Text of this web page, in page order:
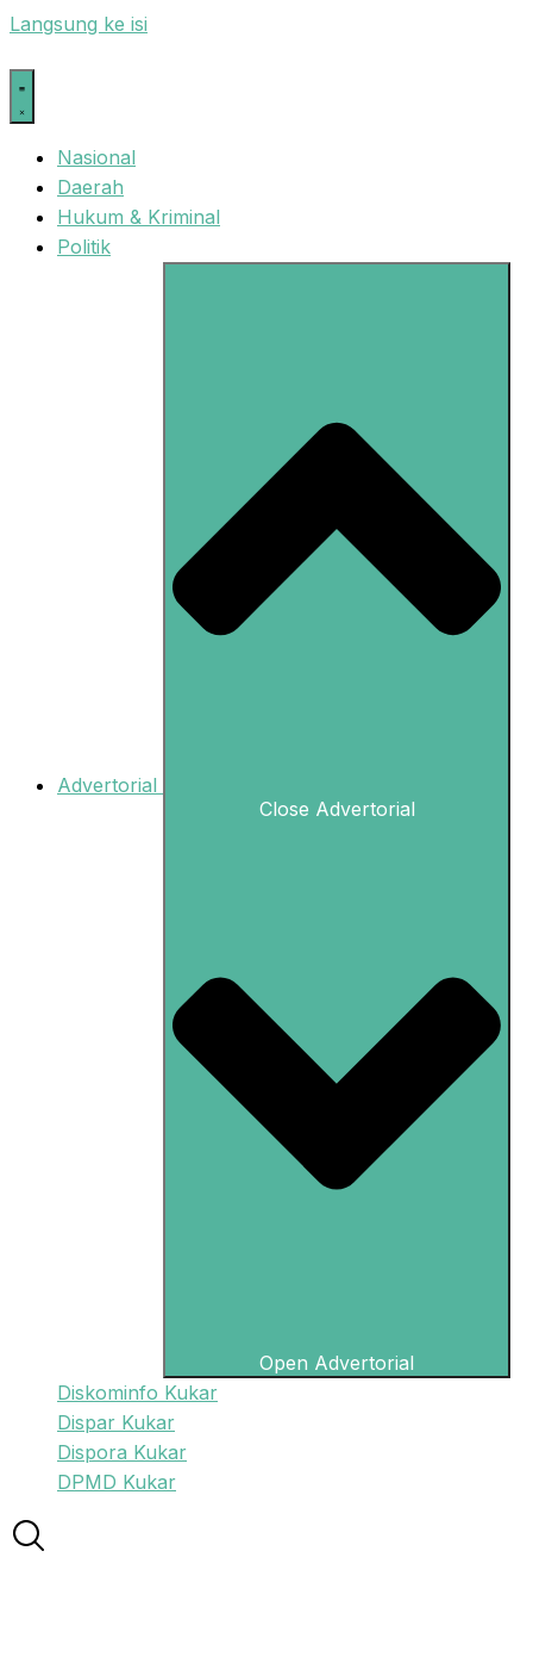
Langsung ke isi
Nasional
Daerah
Hukum & Kriminal
Politik
Advertorial
Close Advertorial
Open Advertorial
Diskominfo Kukar
Dispar Kukar
Dispora Kukar
DPMD Kukar